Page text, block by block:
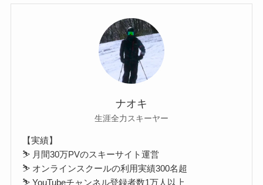
ナオキ
生涯全力スキーヤー
【実績】
⛷ 月間30万PVのスキーサイト運営
⛷ オンラインスクールの利用実績300名超
⛷ YouTubeチャンネル登録者数1万人以上